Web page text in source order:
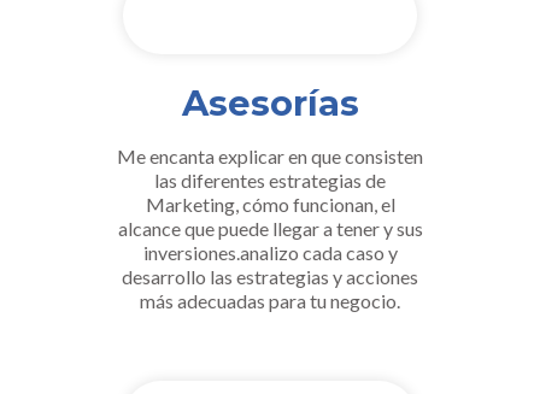
Asesorías
Me encanta explicar en que consisten
las diferentes estrategias de
Marketing, cómo funcionan, el
alcance que puede llegar a tener y sus
inversiones.analizo cada caso y
desarrollo las estrategias y acciones
más adecuadas para tu negocio.